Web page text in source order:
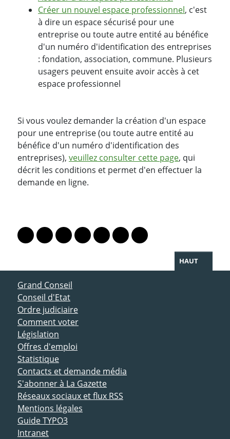
Créer un nouvel espace professionnel, c'est
à dire un espace sécurisé pour une
entreprise ou toute autre entité au bénéfice
d'un numéro d'identification des entreprises
: fondation, association, commune. Plusieurs
usagers peuvent ensuite avoir accès à cet
espace professionnel
Si vous voulez demander la création d'un espace
pour une entreprise (ou toute autre entité au
bénéfice d'un numéro d'identification des
entreprises), veuillez consulter cette page, qui
décrit les conditions et permet d'en effectuer la
demande en ligne.
Lien vers le profil Mastodon
Lien vers le profil Bluesky
Lien vers le profil Instagram
Lien vers le profil Linkedin
Lien vers le profil Facebook
Lien vers le profil Twitter
Partager par WhatsApp
HAUT
ACCÈS DIRECT
Grand Conseil
Conseil d'Etat
Ordre judiciaire
Comment voter
Législation
Offres d'emploi
Statistique
Contacts et demande média
S'abonner à La Gazette
Réseaux sociaux et flux RSS
Mentions légales
Guide TYPO3
Intranet